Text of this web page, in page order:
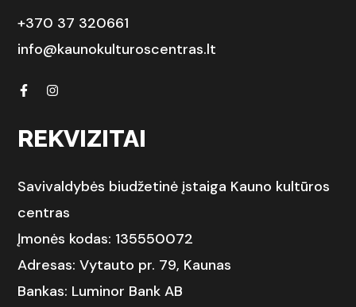
+370 37 320661
info@kaunokulturoscentras.lt
REKVIZITAI
Savivaldybės biudžetinė įstaiga Kauno kultūros
centras
Įmonės kodas: 135550072
Adresas: Vytauto pr. 79, Kaunas
Bankas: Luminor Bank AB